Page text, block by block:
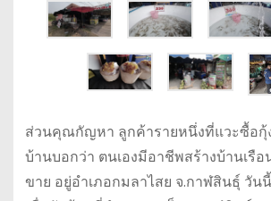
ส่วนคุณกัญหา ลูกค้ารายหนึ่งที่แวะซื้อกุ้
บ้านบอกว่า ตนเองมีอาชีพสร้างบ้านเรื
ขาย อยู่อำเภอกมลาไสย จ.กาฬสินธุ์ วัน